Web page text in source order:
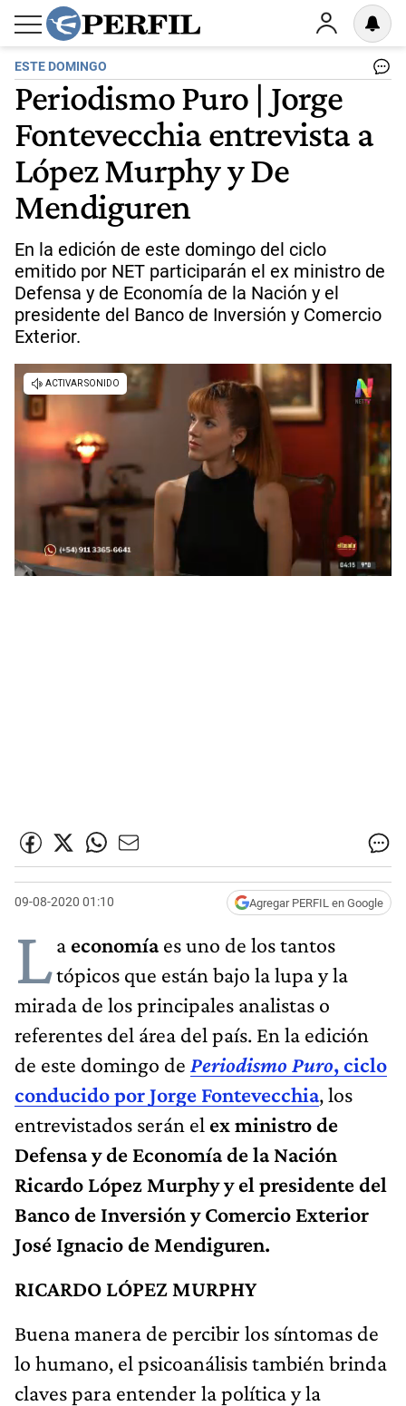
ESTE DOMINGO
Periodismo Puro | Jorge
Fontevecchia entrevista a
López Murphy y De
Mendiguren
En la edición de este domingo del ciclo
emitido por NET participarán el ex ministro de
Defensa y de Economía de la Nación y el
presidente del Banco de Inversión y Comercio
Exterior.
09-08-2020 01:10 Agregar PERFIL en Google
La economíaes uno de los tantos
tópicos que están bajo la lupa y la
mirada de los principales analistas o
referentes del área del país. En la edición
de este domingo de Periodismo Puro, ciclo
conducido por Jorge Fontevecchia, los
entrevistados serán el ex ministro de
Defensa y de Economía de la Nación
Ricardo López Murphy y el presidente del
Banco de Inversión y Comercio Exterior
José Ignacio de Mendiguren.
RICARDO LÓPEZ MURPHY
Buena manera de percibir los síntomas de
lo humano, el psicoanálisis también brinda
claves para entender la política y la